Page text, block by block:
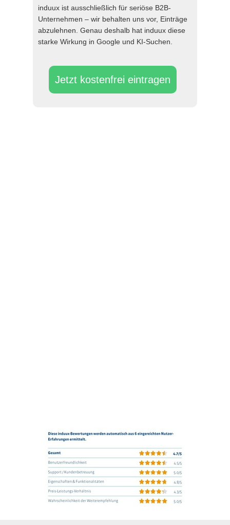
Jetzt kostenfrei eintragen
induux ist ausschließlich für seriöse B2B-
Unternehmen – wir behalten uns vor, Einträge
abzulehnen. Genau deshalb hat induux diese
starke Wirkung in Google und KI-Suchen.